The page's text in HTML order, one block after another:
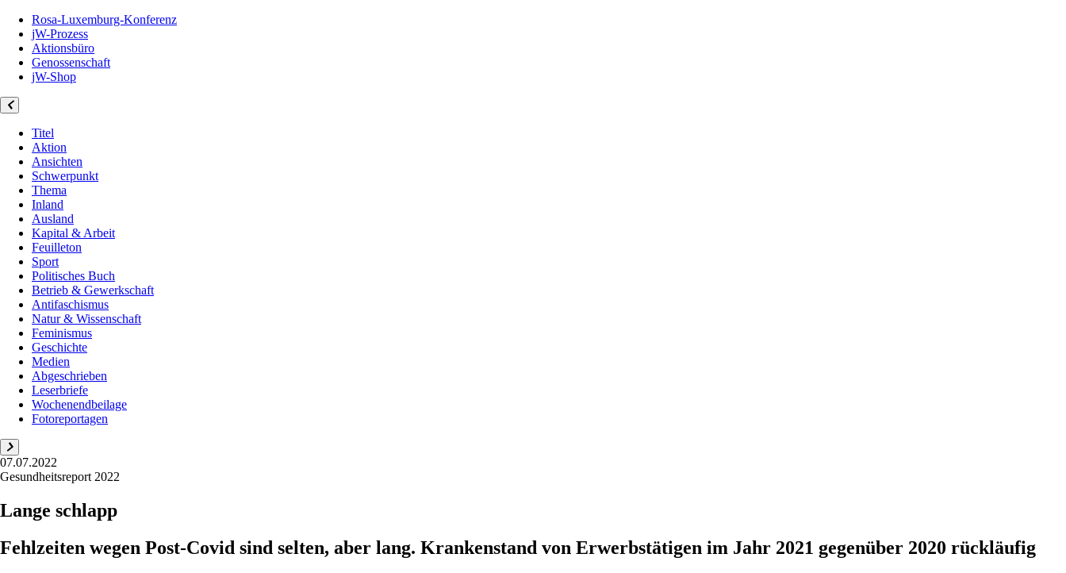
Rosa-Luxemburg-Konferenz
jW-Prozess
Aktionsbüro
Genossenschaft
jW-Shop
Titel
Aktion
Ansichten
Schwerpunkt
Thema
Inland
Ausland
Kapital & Arbeit
Feuilleton
Sport
Politisches Buch
Betrieb & Gewerkschaft
Antifaschismus
Natur & Wissenschaft
Feminismus
Geschichte
Medien
Abgeschrieben
Leserbriefe
Wochenendbeilage
Fotoreportagen
07.07.2022
Gesundheitsreport 2022
Lange schlapp
Fehlzeiten wegen Post-Covid sind selten, aber lang. Krankenstand von Erwerbstätigen im Jahr 2021 gegenüber 2020 rückläufig